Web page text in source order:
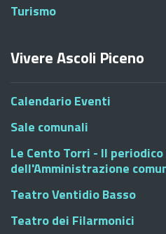
Turismo
Vivere Ascoli Piceno
Calendario Eventi
Sale comunali
Le Cento Torri - Il
dell'Amministrazione
Teatro Ventidio Basso
Teatro dei Filarmonici